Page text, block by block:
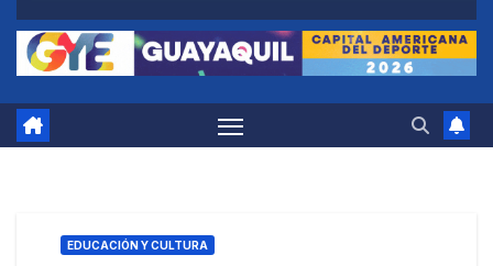
EDUCACIÓN Y CULTURA